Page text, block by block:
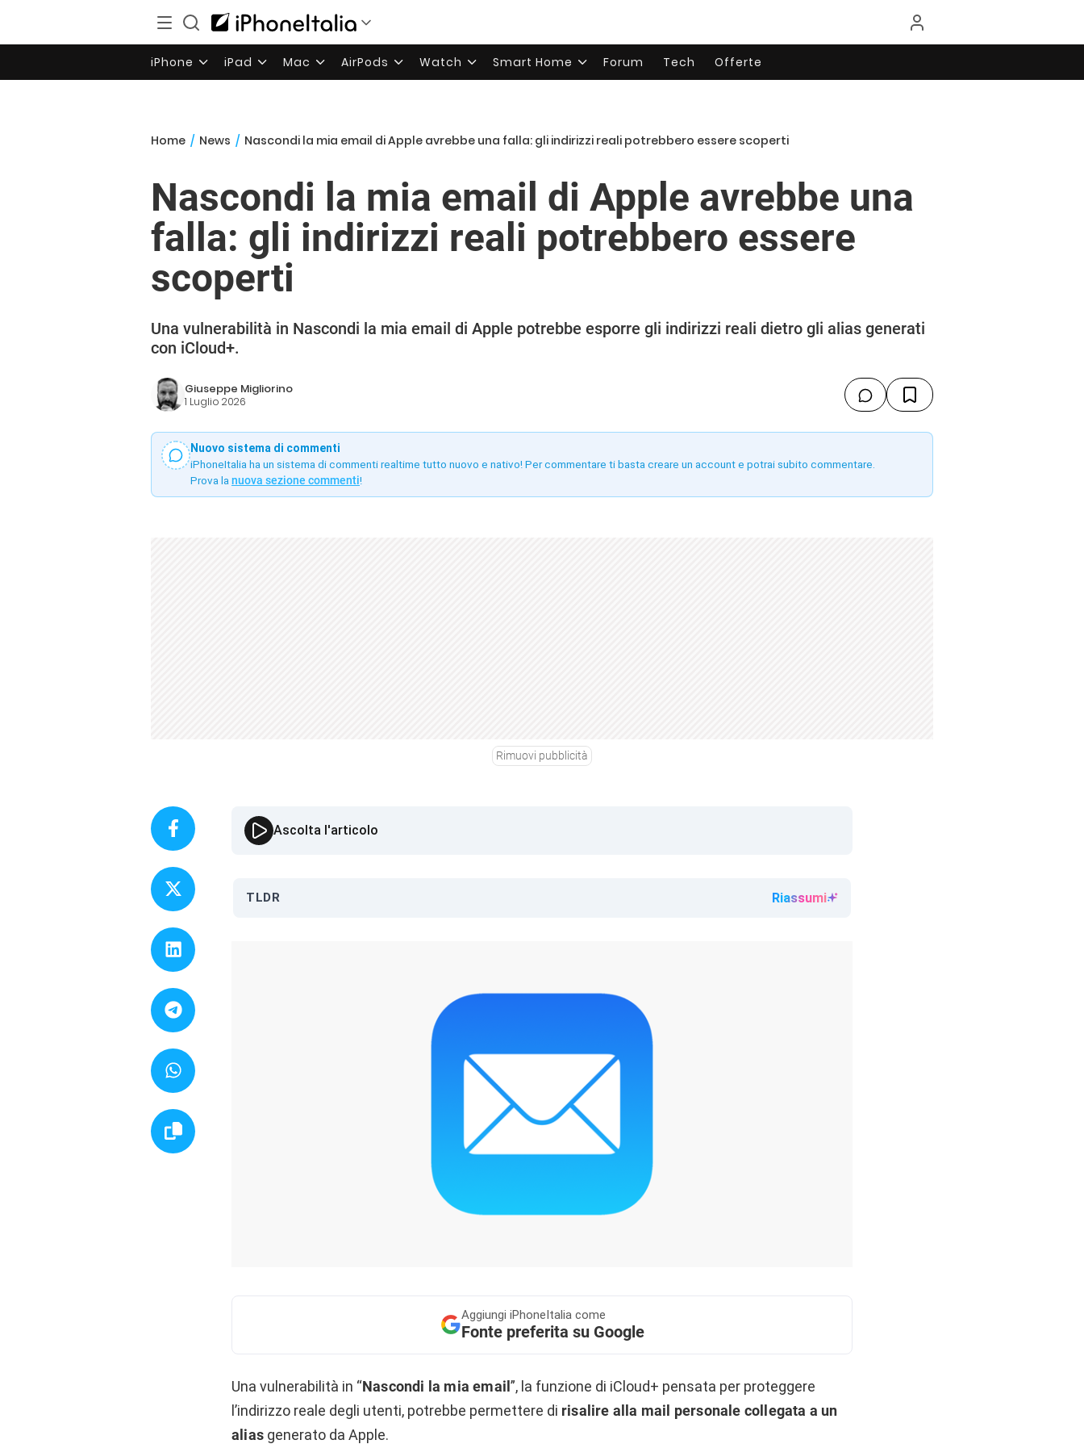
iPhone iPad Mac AirPods Watch Smart Home Forum Tech Offerte
Home / News / Nascondi la mia email di Apple avrebbe una falla: gli indirizzi reali potrebbero essere scoperti
Nascondi la mia email di Apple avrebbe una
falla: gli indirizzi reali potrebbero essere
scoperti
Una vulnerabilità in Nascondi la mia email di Apple potrebbe esporre gli indirizzi reali dietro gli alias generati
con iCloud+.
Giuseppe Migliorino
1 Luglio 2026
Nuovo sistema di commenti
iPhoneItalia ha un sistema di commenti realtime tutto nuovo e nativo! Per commentare ti basta creare un account e potrai subito commentare.
Prova la nuova sezione commenti!
Rimuovi pubblicità
Ascolta l'articolo
TLDR Riassumi
Aggiungi iPhoneItalia come
Fonte preferita su Google
Una vulnerabilità in “Nascondi la mia email”, la funzione di iCloud+ pensata per proteggere
l’indirizzo reale degli utenti, potrebbe permettere di risalire alla mail personale collegata a un
alias generato da Apple.